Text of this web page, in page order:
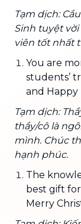
Tạm dịch:
Sinh tuyệt
viên tốt nhất
You are
students’
and Happy
Tạm dịch:
thầy/cô là
mình. Chúc
hạnh phúc.
The
best gift
Merry